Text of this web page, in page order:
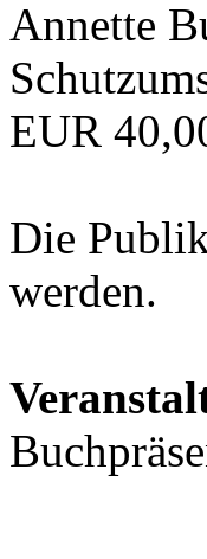
Annette
EUR
Die
werden.